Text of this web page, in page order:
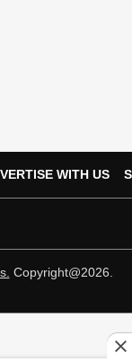
WITH US
Copyright@2026.